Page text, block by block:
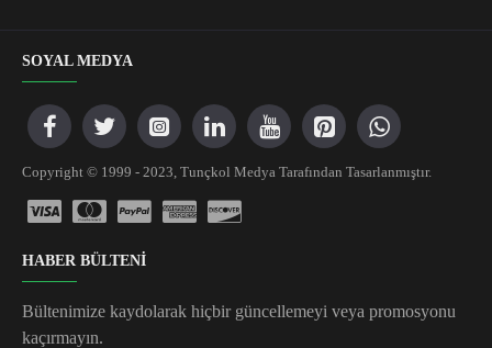
SOYAL MEDYA
Copyright © 1999 - 2023, Tunçkol Medya Tarafından Tasarlanmıştır.
HABER BÜLTENİ
Bültenimize kaydolarak hiçbir güncellemeyi veya promosyonu
kaçırmayın.